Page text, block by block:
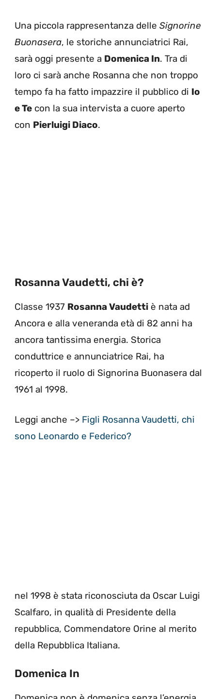
Una piccola rappresentanza delle Signorine
Buonasera, le storiche annunciatrici Rai,
sarà oggi presente a Domenica In. Tra di
loro ci sarà anche Rosanna che non troppo
tempo fa ha fatto impazzire il pubblico di Io
e Te con la sua intervista a cuore aperto
con Pierluigi Diaco.
Rosanna Vaudetti, chi è?
Classe 1937 Rosanna Vaudetti è nata ad
Ancora e alla veneranda età di 82 anni ha
ancora tantissima energia. Storica
conduttrice e annunciatrice Rai, ha
ricoperto il ruolo di Signorina Buonasera dal
1961 al 1998.
Leggi anche –> Figli Rosanna Vaudetti, chi
sono Leonardo e Federico?
nel 1998 è stata riconosciuta da Oscar Luigi
Scalfaro, in qualità di Presidente della
repubblica, Commendatore Orine al merito
della Repubblica Italiana.
Domenica In